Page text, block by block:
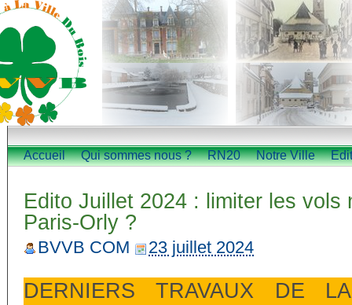
Accueil Qui sommes nous ? RN20 Notre Ville
Edito Juillet 2024 : limiter les vols
Paris-Orly ?
BVVB COM 23 juillet 2024
DERNIERS TRAVAUX DE